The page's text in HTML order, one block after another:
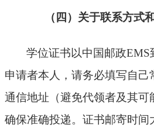
（四）关于联系方式
学位证书以中国邮政EMS
申请者本人，请务必填写自己
通信地址（避免代领者及其可
确保准确投递。证书邮寄时间